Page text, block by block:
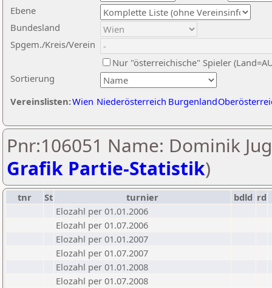
Ebene
Sortierung
Bundesland
Spgem./Kreis/Verein
Nur "österreichische" Spieler
Vereinslisten:Wien Niederösterreich Burgenland
Pnr:106051 Name: Dominik
Grafik Partie-Statistik)
tnr St turnier bdld rd
Elozahl per 01.01.2006
Elozahl per 01.07.2006
Elozahl per 01.01.2007
Elozahl per 01.07.2007
Elozahl per 01.01.2008
Elozahl per 01.07.2008